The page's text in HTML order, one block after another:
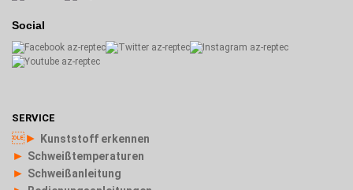
Social
SERVICE
► Kunststoff erkennen
► Schweißtemperaturen
► Schweißanleitung